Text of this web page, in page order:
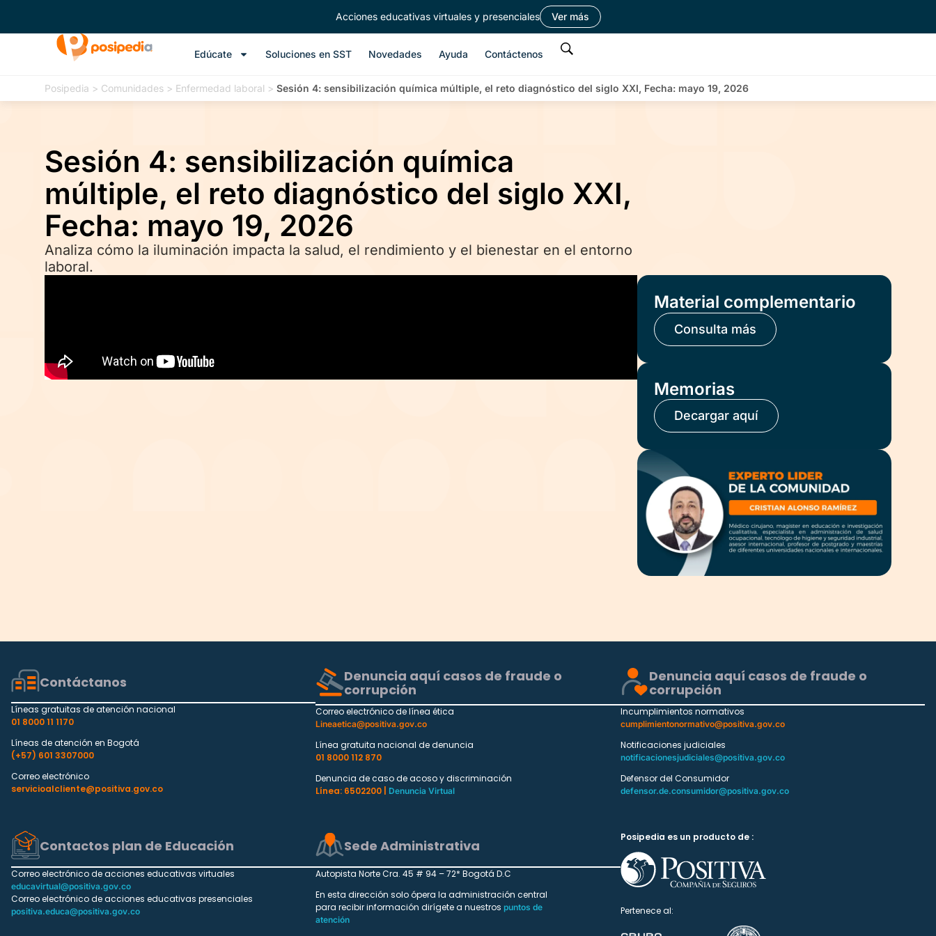
Acciones educativas virtuales y presenciales Ver más
Edúcate Soluciones en SST Novedades Ayuda Contáctenos
Posipedia > Comunidades > Enfermedad laboral > Sesión 4: sensibilización química múltiple, el reto diagnóstico del siglo XXI, Fecha: mayo 19, 2026
Sesión 4: sensibilización química
múltiple, el reto diagnóstico del siglo XXI,
Fecha: mayo 19, 2026
Analiza cómo la iluminación impacta la salud, el rendimiento y el bienestar en el entorno
laboral.
Material complementario
Consulta más
Memorias
Decargar aquí
Contáctanos
Líneas gratuitas de atención nacional
01 8000 11 1170
Líneas de atención en Bogotá
(+57) 601 3307000
Correo electrónico
servicioalcliente@positiva.gov.co
Denuncia aquí casos de fraude o
corrupción
Correo electrónico de línea ética
Lineaetica@positiva.gov.co
Línea gratuita nacional de denuncia
01 8000 112 870
Denuncia de caso de acoso y discriminación
Línea: 6502200 |
Denuncia Virtual
Denuncia aquí casos de fraude o
corrupción
Incumplimientos normativos
cumplimientonormativo@positiva.gov.co
Notificaciones judiciales
notificacionesjudiciales@positiva.gov.co
Defensor del Consumidor
defensor.de.consumidor@positiva.gov.co
Contactos plan de Educación
Correo electrónico de acciones educativas virtuales
educavirtual@positiva.gov.co
Correo electrónico de acciones educativas presenciales
positiva.educa@positiva.gov.co
Sede Administrativa
Autopista Norte Cra. 45 # 94 – 72* Bogotá D.C
En esta dirección solo ópera la administración central
para recibir información dirígete a nuestros puntos de
atención
Posipedia es un producto de :
Pertenece al: